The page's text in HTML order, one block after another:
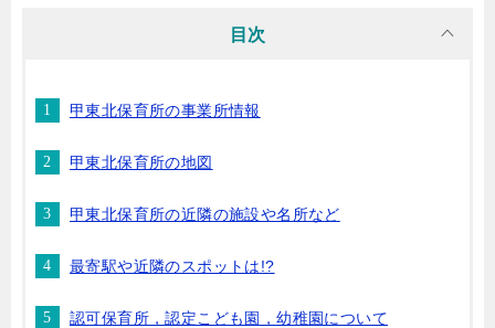
目次
甲東北保育所の事業所情報
甲東北保育所の地図
甲東北保育所の近隣の施設や名所など
最寄駅や近隣のスポットは!?
認可保育所，認定こども園，幼稚園について